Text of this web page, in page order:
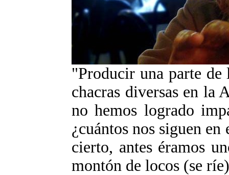
"Producir una parte de
chacras diversas en la
no hemos logrado
¿cuántos nos siguen
cierto, antes éramos
montón de locos (se